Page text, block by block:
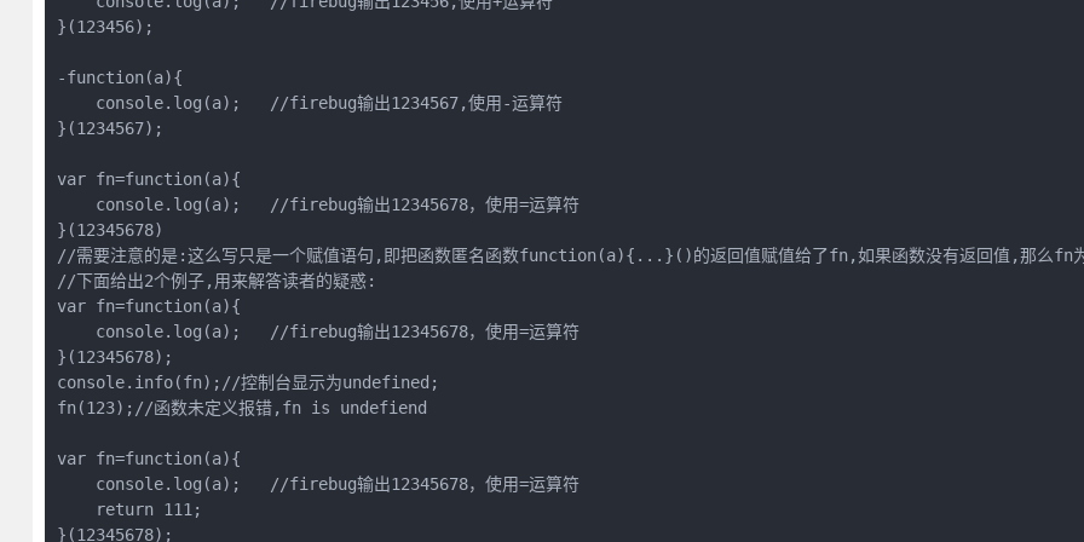
}(123456);
-function(a){
console.log(a);   //firebug输出1234567,使用-运算符
}(1234567);
var fn=function(a){
console.log(a);   //firebug输出12345678，使用=运算符
}(12345678)
//需要注意的是:这么写只是一个赋值语句,即把函数匿名函数function(a){...}()的返回值赋值给了fn,如果函数没有返回值,那么fn
//下面给出2个例子,用来解答读者的疑惑:
var fn=function(a){
console.log(a);   //firebug输出12345678，使用=运算符
}(12345678);
console.info(fn);//控制台显示为undefined;
fn(123);//函数未定义报错,fn is undefiend
var fn=function(a){
console.log(a);   //firebug输出12345678，使用=运算符
    return 111;
}(12345678);